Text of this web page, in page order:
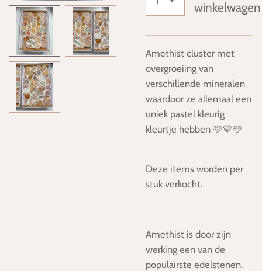
winkelwagen
Amethist cluster met
overgroeiing van
verschillende mineralen
waardoor ze allemaal een
uniek pastel kleurig
kleurtje hebben 🩷💛🩵
Deze items worden per
stuk verkocht.
Amethist is door zijn
werking een van de
populairste edelstenen.